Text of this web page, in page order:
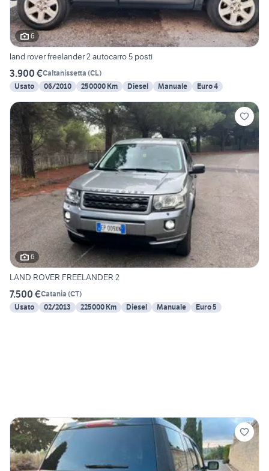
6
land rover freelander 2 autocarro 5 posti
3.900 €Caltanissetta (CL)
Usato
06/2010 250000 Km Diesel Manuale Euro 4
6
LAND ROVER FREELANDER 2
7.500 €Catania (CT)
Usato
02/2013 225000 Km Diesel Manuale Euro 5